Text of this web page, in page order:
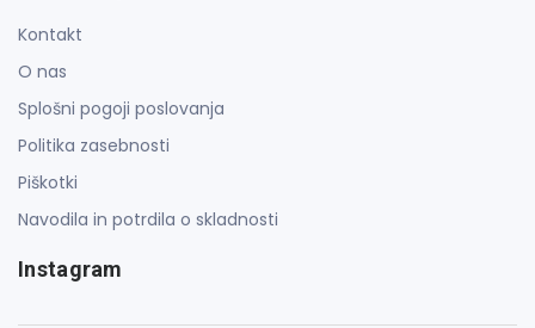
Kontakt
O nas
Splošni pogoji poslovanja
Politika zasebnosti
Piškotki
Navodila in potrdila o skladnosti
Instagram